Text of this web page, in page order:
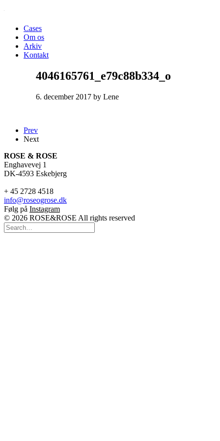
Cases
Om os
Arkiv
Kontakt
4046165761_e79c88b334_o
6. december 2017 by Lene
Prev
Next
ROSE & ROSE
Enghavevej 1
DK-4593 Eskebjerg
+ 45 2728 4518
info@roseogrose.dk
Følg på Instagram
© 2026 ROSE&ROSE All rights reserved